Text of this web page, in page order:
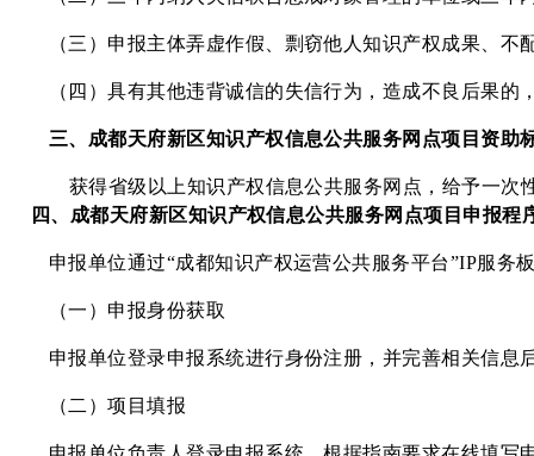
（三）申报主体弄虚作假、剽窃他人知识产权成果、不
（四）具有其他违背诚信的失信行为，造成不良后果的
三、 成都天府新区知识产权信息公共服务网点项目资助
获得省级以上知识产权信息公共服务网点，给予一次
四、 成都天府新区知识产权信息公共服务网点项目申报程
申报单位通过“成都知识产权运营公共服务平台”IP服务
（一）申报身份获取
申报单位登录申报系统进行身份注册，并完善相关信息
（二）项目填报